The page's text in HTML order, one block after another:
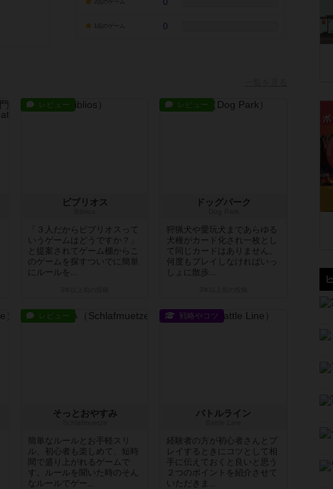
2点のゲーム 0
1点のゲーム 0
レビュー
ビブリオス
「３人だからビブリオスって
いうゲームはどうですか？」
と提案されてゲーム棚からこ
のゲームを探すついでに簡単
にルールを...
レビュー
ドッグパーク
狩猟犬や愛玩犬まであらゆる
犬種がカード化され一枚とし
て同じカードはありません。
何度もプレイしなければいっ
しょに散歩...
レビュー
そっとおやすみ
簡単なルールとお手軽スリ
ル、初心者も楽しめて、短時
間で盛り上がれるゲームで
す。ルールを聞いた時のそん
なルールでゲー...
戦略やコツ
バトルライン
経験者の方が初心者さんとプ
レイするときにコツとして相
手に伝えておくと良いと思う
２つのポイントを紹介させて
いただきま...